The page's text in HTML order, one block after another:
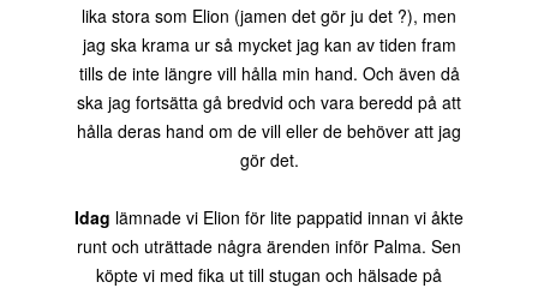
lika stora som Elion (jamen det gör ju det ?), men
jag ska krama ur så mycket jag kan av tiden fram
tills de inte längre vill hålla min hand. Och även då
ska jag fortsätta gå bredvid och vara beredd på att
hålla deras hand om de vill eller de behöver att jag
gör det.
Idag lämnade vi Elion för lite pappatid innan vi åkte
runt och uträttade några ärenden inför Palma. Sen
köpte vi med fika ut till stugan och hälsade på